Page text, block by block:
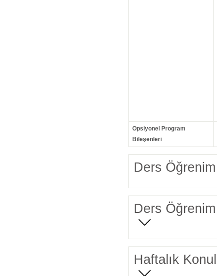
Opsiyonel Program
Bileşenleri
Ders Öğrenim
Ders Öğrenim
Haftalık